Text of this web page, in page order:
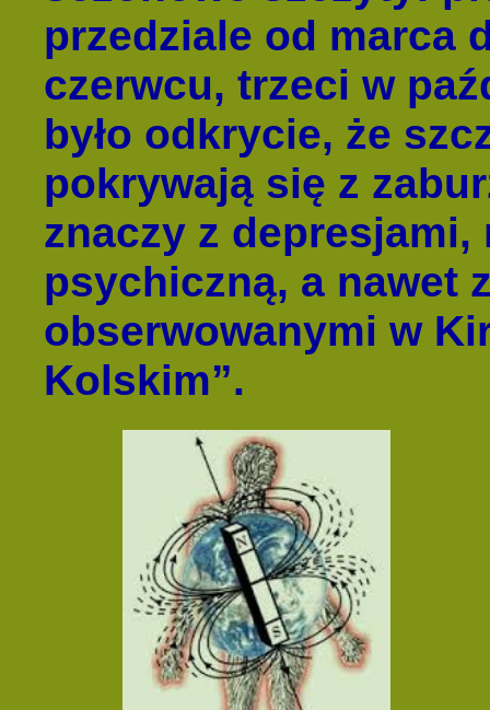
przedziale od marca
czerwcu, trzeci w
było odkrycie, że
pokrywają się z
znaczy z
psychiczną, a nawet
obserwowanymi w
Kolskim”.